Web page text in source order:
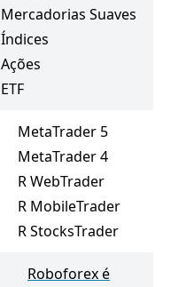
Mercadorias Suaves
Índices
Ações
ETF
MetaTrader 5
MetaTrader 4
R WebTrader
R MobileTrader
R StocksTrader
Roboforex é